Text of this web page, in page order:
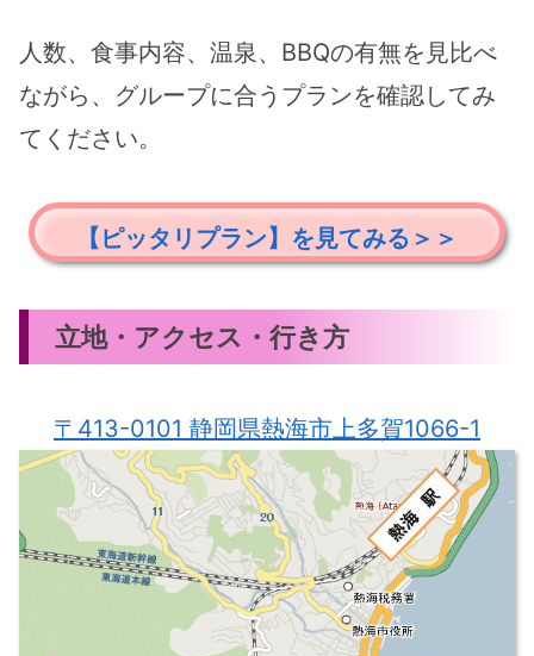
人数、食事内容、温泉、BBQの有無を見比べ
ながら、グループに合うプランを確認してみ
てください。
【ピッタリプラン】を見てみる＞＞
立地・アクセス・行き方
〒413-0101 静岡県熱海市上多賀1066-1